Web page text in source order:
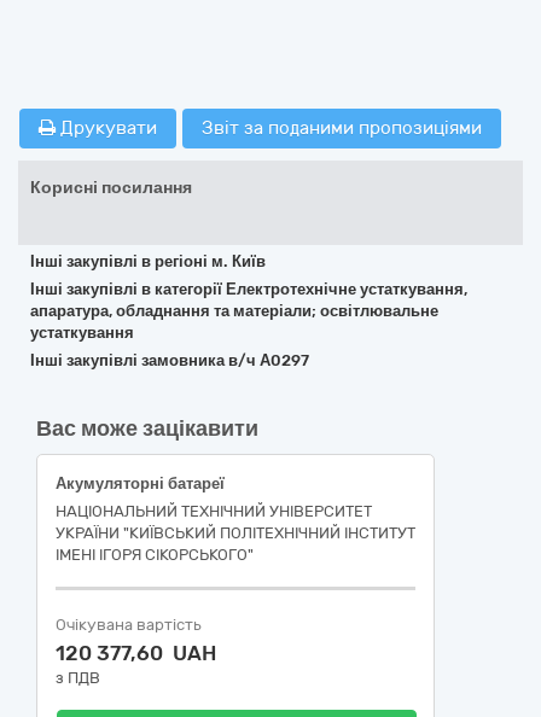
Друкувати Звіт за поданими пропозиціями
Корисні посилання
Інші закупівлі в регіоні м. Київ
Інші закупівлі в категорії Електротехнічне устаткування,
апаратура, обладнання та матеріали; освітлювальне
устаткування
Інші закупівлі замовника в/ч А0297
Вас може зацікавити
Акумуляторні батареї
НАЦІОНАЛЬНИЙ ТЕХНІЧНИЙ УНІВЕРСИТЕТ
УКРАЇНИ "КИЇВСЬКИЙ ПОЛІТЕХНІЧНИЙ ІНСТИТУТ
ІМЕНІ ІГОРЯ СІКОРСЬКОГО"
Очікувана вартість
120 377,60 UAH
з ПДВ